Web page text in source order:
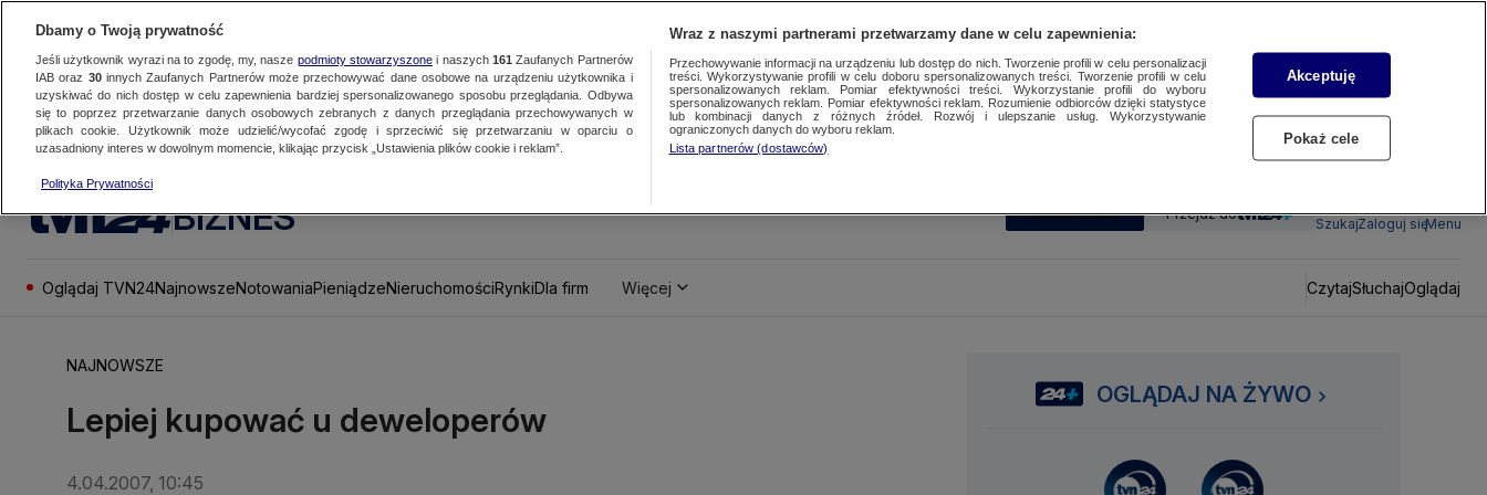
BIZNES SUBSKRYBUJ Przejdź do
SzukajZaloguj sięMenu
Oglądaj TVN24NajnowszeNotowaniaPieniądzeNieruchomościRynkiDla firm Więcej CzytajSłuchajOglądaj
NAJNOWSZE
Lepiej kupować u deweloperów
4.04.2007, 10:45
OGLĄDAJ NA ŻYWO
Dbamy o Twoją prywatność
Jeśli użytkownik wyrazi na to zgodę, my, nasze podmioty stowarzyszonei naszych 161 Zaufanych Partnerów
IAB oraz 30innych Zaufanych Partnerów może przechowywać dane osobowe na urządzeniu użytkownika i
uzyskiwać do nich dostęp w celu zapewnienia bardziej spersonalizowanego sposobu przeglądania. Odbywa
się to poprzez przetwarzanie danych osobowych zebranych z danych przeglądania przechowywanych w
plikach cookie. Użytkownik może udzielić/wycofać zgodę i sprzeciwić się przetwarzaniu w oparciu o
uzasadniony interes w dowolnym momencie, klikając przycisk „Ustawienia plików cookie i reklam”.
Polityka Prywatności
Wraz z naszymi partnerami przetwarzamy dane w celu zapewnienia:
Przechowywanie informacji na urządzeniu lub dostęp do nich. Tworzenie profili w celu personalizacji
treści. Wykorzystywanie profili w celu doboru spersonalizowanych treści. Tworzenie profili w celu
spersonalizowanych reklam. Pomiar efektywności treści. Wykorzystanie profili do wyboru
spersonalizowanych reklam. Pomiar efektywności reklam. Rozumienie odbiorców dzięki statystyce
lub kombinacji danych z różnych źródeł. Rozwój i ulepszanie usług. Wykorzystywanie
ograniczonych danych do wyboru reklam.
Lista partnerów (dostawców)
Akceptuję
Pokaż cele